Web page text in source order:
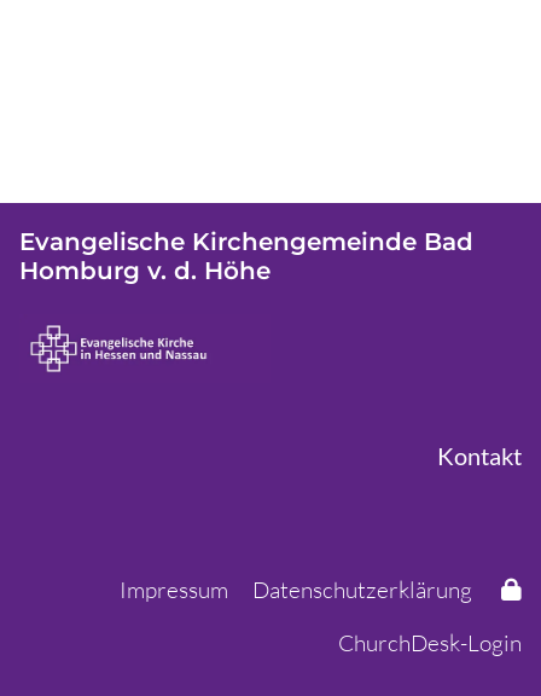
Evangelische Kirchengemeinde Bad
Homburg v. d. Höhe
Kontakt
Impressum
Datenschutzerklärung
ChurchDesk-Login